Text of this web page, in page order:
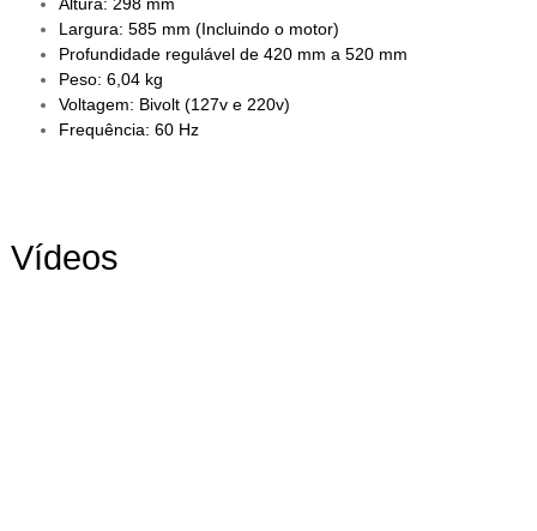
Largura: 585 mm (Incluindo o motor)
Profundidade regulável de 420 mm a 520 mm
Peso: 6,04 kg
Voltagem: Bivolt (127v e 220v)
Frequência: 60 Hz
Vídeos